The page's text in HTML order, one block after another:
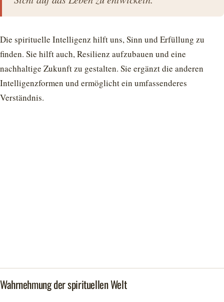
Die spirituelle Intelligenz hilft uns, Sinn und Erfüllung zu
finden. Sie hilft auch, Resilienz aufzubauen und eine
nachhaltige Zukunft zu gestalten. Sie ergänzt die anderen
Intelligenzformen und ermöglicht ein umfassenderes
Verständnis.
Wahrnehmung der spirituellen Welt